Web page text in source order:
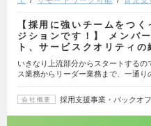
【採用に強いチームをつ
ジションです！】 メンバ
ト、サービスクオリティ
いきなり上流部分からスタートする
ス業務からリーダー業務まで、一通り
会社概要 採用支援事業・バックオ